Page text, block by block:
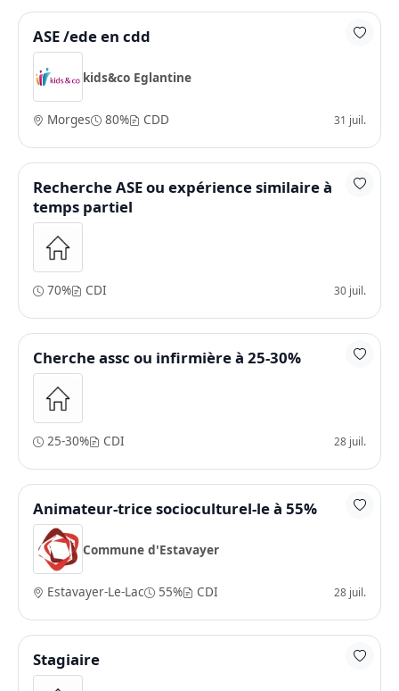
ASE /ede en cdd
kids&co Eglantine
Morges 80% CDD 31 juil.
Recherche ASE ou expérience similaire à
temps partiel
70% CDI 30 juil.
Cherche assc ou infirmière à 25-30%
25-30% CDI 28 juil.
Animateur-trice socioculturel-le à 55%
Commune d'Estavayer
Estavayer-Le-Lac 55% CDI 28 juil.
Stagiaire